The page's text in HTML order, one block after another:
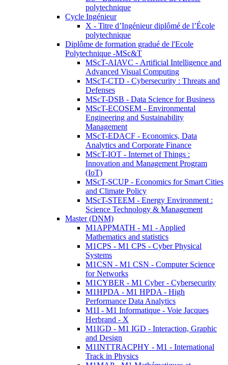
polytechnique
Cycle Ingénieur
X - Titre d’Ingénieur diplômé de l’École
polytechnique
Diplôme de formation gradué de l'Ecole
Polytechnique -MSc&T
MScT-AIAVC - Artificial Intelligence and
Advanced Visual Computing
MScT-CTD - Cybersecurity : Threats and
Defenses
MScT-DSB - Data Science for Business
MScT-ECOSEM - Environmental
Engineering and Sustainability
Management
MScT-EDACF - Economics, Data
Analytics and Corporate Finance
MScT-IOT - Internet of Things :
Innovation and Management Program
(IoT)
MScT-SCUP - Economics for Smart Cities
and Climate Policy
MScT-STEEM - Energy Environment :
Science Technology & Management
Master (DNM)
M1APPMATH - M1 - Applied
Mathematics and statistics
M1CPS - M1 CPS - Cyber Physical
Systems
M1CSN - M1 CSN - Computer Science
for Networks
M1CYBER - M1 Cyber - Cybersecurity
M1HPDA - M1 HPDA - High
Performance Data Analytics
M1I - M1 Informatique - Voie Jacques
Herbrand - X
M1IGD - M1 IGD - Interaction, Graphic
and Design
M1INTTRACPHY - M1 - International
Track in Physics